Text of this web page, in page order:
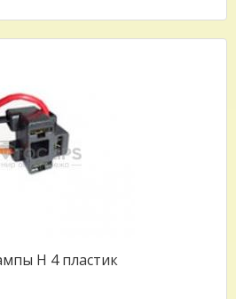
H 4 пластик